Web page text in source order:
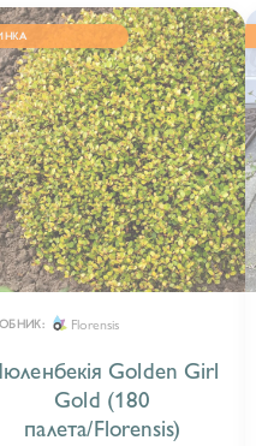
Florensis
Golden Girl
Gold (180
палета/Florensis)